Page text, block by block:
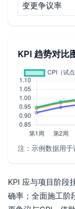
变更争议率
KPI 趋势对比
注：示例数据用于
KPI 应与项目阶段
确率；全面施工阶